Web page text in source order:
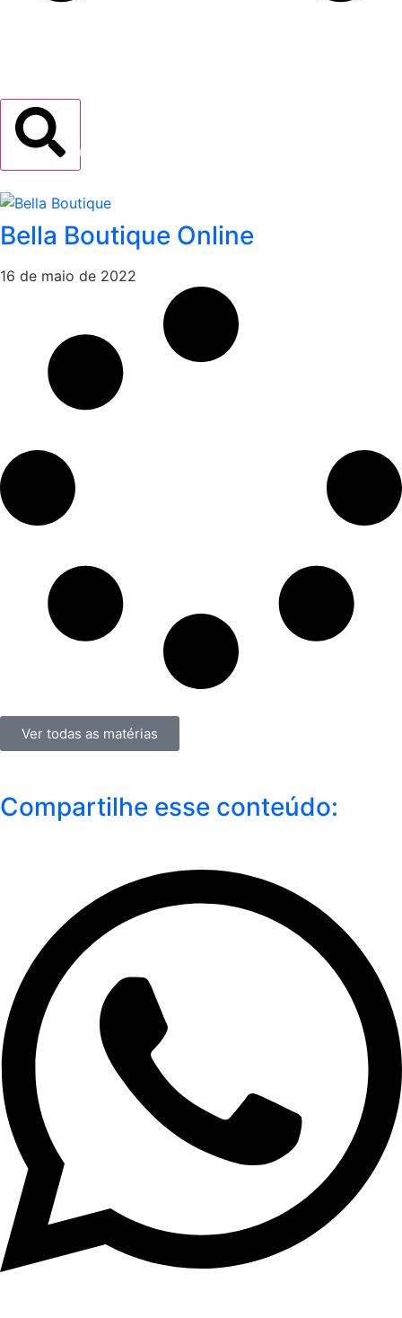
Buscar
Bella Boutique Online
16 de maio de 2022
Ver todas as matérias
Compartilhe esse conteúdo: